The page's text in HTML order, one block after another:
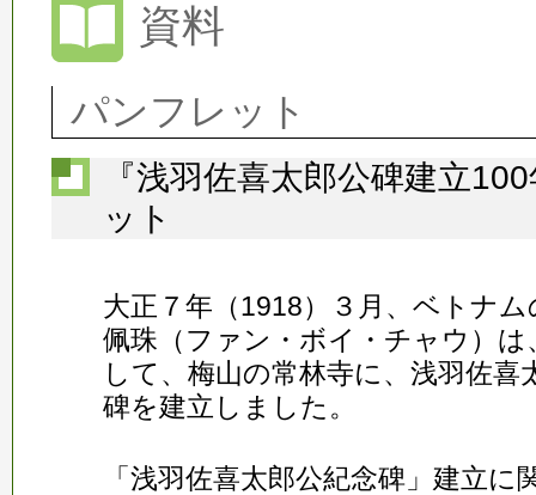
資料
パンフレット
『浅羽佐喜太郎公碑建立
ット
大正７年（1918）３月、ベトナ
佩珠（ファン・ボイ・チャウ）は
して、梅山の常林寺に、浅羽佐
碑を建立しました。
「浅羽佐喜太郎公紀念碑」建立